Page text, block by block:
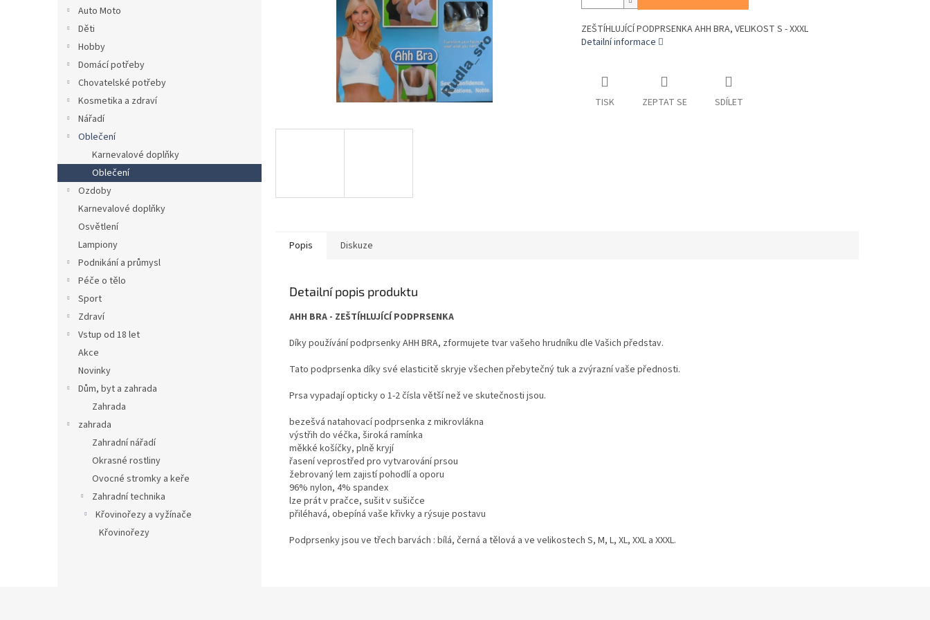
Auto Moto
Děti
Hobby
Domácí potřeby
Chovatelské potřeby
Kosmetika a zdraví
Nářadí
Oblečení
Karnevalové doplňky
Oblečení
Ozdoby
Karnevalové doplňky
Osvětlení
Lampiony
Podnikání a průmysl
Péče o tělo
Sport
Zdraví
Vstup od 18 let
Akce
Novinky
Dům, byt a zahrada
Zahrada
zahrada
Zahradní nářadí
Okrasné rostliny
Ovocné stromky a keře
Zahradní technika
Křovinořezy a vyžínače
Křovinořezy
ZEŠTÍHLUJÍCÍ PODPRSENKA AHH BRA, VELIKOST S - XXXL
Detailní informace
TISK ZEPTAT SE SDÍLET
Popis Diskuze
Detailní popis produktu
AHH BRA - ZEŠTÍHLUJÍCÍ PODPRSENKA
Díky používání podprsenky AHH BRA, zformujete tvar vašeho hrudníku dle Vašich představ.
Tato podprsenka díky své elasticitě skryje všechen přebytečný tuk a zvýrazní vaše přednosti.
Prsa vypadají opticky o 1-2 čísla větší než ve skutečnosti jsou.
bezešvá natahovací podprsenka z mikrovlákna
výstřih do véčka, široká ramínka
měkké košíčky, plně kryjí
řasení veprostřed pro vytvarování prsou
žebrovaný lem zajistí pohodlí a oporu
96% nylon, 4% spandex
lze prát v pračce, sušit v sušičce
přiléhavá, obepíná vaše křivky a rýsuje postavu
Podprsenky jsou ve třech barvách : bílá, černá a tělová a ve velikostech S, M, L, XL, XXL a XXXL.